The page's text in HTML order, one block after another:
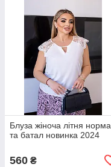
Блуза жіноча літня норма
та батал новинка 2024
560 ₴